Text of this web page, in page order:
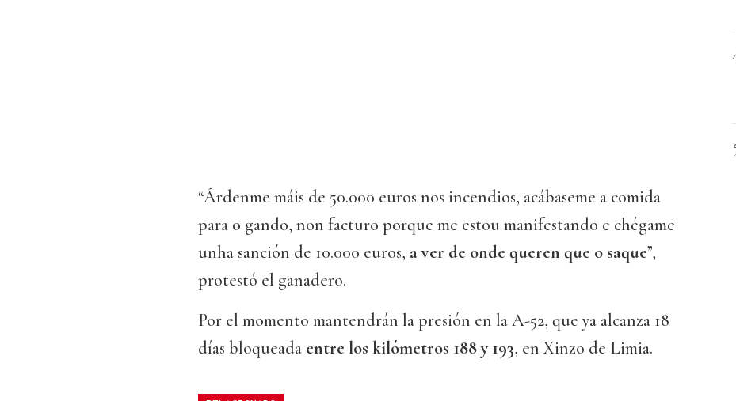
“Árdenme máis de 50.000 euros nos incendios, acábaseme a comida
para o gando, non facturo porque me estou manifestando e chégame
unha sanción de 10.000 euros, a ver de onde queren que o saque”,
protestó el ganadero.
Por el momento mantendrán la presión en la A-52, que ya alcanza 18
días bloqueada entre los kilómetros 188 y 193, en Xinzo de Limia.